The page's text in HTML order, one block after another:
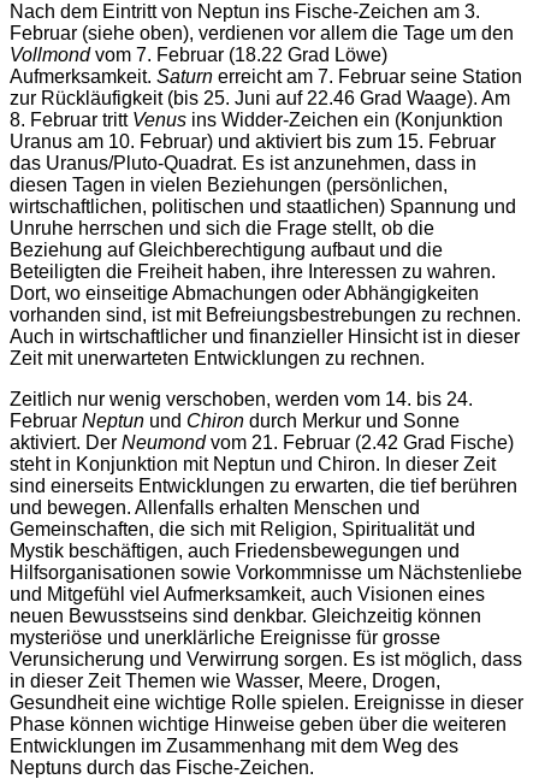
Nach dem Eintritt von Neptun ins Fische-Zeichen am 3.
Februar (siehe oben), verdienen vor allem die Tage um den
Vollmondvom 7. Februar (18.22 Grad Löwe)
Aufmerksamkeit. Saturn erreicht am 7. Februar seine Station
zur Rückläufigkeit (bis 25. Juni auf 22.46 Grad Waage). Am
8. Februar tritt Venus ins Widder-Zeichen ein (Konjunktion
Uranus am 10. Februar) und aktiviert bis zum 15. Februar
das Uranus/Pluto-Quadrat. Es ist anzunehmen, dass in
diesen Tagen in vielen Beziehungen (persönlichen,
wirtschaftlichen, politischen und staatlichen) Spannung und
Unruhe herrschen und sich die Frage stellt, ob die
Beziehung auf Gleichberechtigung aufbaut und die
Beteiligten die Freiheit haben, ihre Interessen zu wahren.
Dort, wo einseitige Abmachungen oder Abhängigkeiten
vorhanden sind, ist mit Befreiungsbestrebungen zu rechnen.
Auch in wirtschaftlicher und finanzieller Hinsicht ist in dieser
Zeit mit unerwarteten Entwicklungen zu rechnen.
Zeitlich nur wenig verschoben, werden vom 14. bis 24.
Februar Neptun und Chiron durch Merkur und Sonne
aktiviert. Der Neumondvom 21. Februar (2.42 Grad Fische)
steht in Konjunktion mit Neptun und Chiron. In dieser Zeit
sind einerseits Entwicklungen zu erwarten, die tief berühren
und bewegen. Allenfalls erhalten Menschen und
Gemeinschaften, die sich mit Religion, Spiritualität und
Mystik beschäftigen, auch Friedensbewegungen und
Hilfsorganisationen sowie Vorkommnisse um Nächstenliebe
und Mitgefühl viel Aufmerksamkeit, auch Visionen eines
neuen Bewusstseins sind denkbar. Gleichzeitig können
mysteriöse und unerklärliche Ereignisse für grosse
Verunsicherung und Verwirrung sorgen. Es ist möglich, dass
in dieser Zeit Themen wie Wasser, Meere, Drogen,
Gesundheit eine wichtige Rolle spielen. Ereignisse in dieser
Phase können wichtige Hinweise geben über die weiteren
Entwicklungen im Zusammenhang mit dem Weg des
Neptuns durch das Fische-Zeichen.